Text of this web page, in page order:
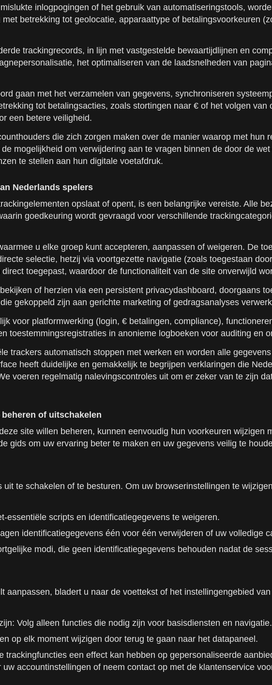
inlogpogingen of het gebruik van automatiseringstools,
betrekking tot geolocatie, apparaattype of betalingsvoorkeuren
trackingrecords, in lijn met vastgestelde bewaartijdlijnen en
het optimaliseren van de laadsnelheden van
gaan met het verzamelen van gegevens, synchroniseren
tot betalingsacties, zoals stortingen naar € of het volgen
een betere veiligheid.
die zich zorgen maken over de manier waarop met hun
mogelijkheid om verwijdering aan te vragen binnen de door de
te stellen aan hun digitale voetafdruk.
Nederlands spelers
opslaat of opent, is een belangrijke vereiste. Alle
goedkeuring wordt gevraagd voor verschillende
u elke groep kunt accepteren, aanpassen of weigeren. De
selectie, hetzij via voortgezette navigatie (zoals toegestaan
toegepast, waardoor de functionaliteit van de site onverwijld
of herzien via een persistent privacydashboard, doorgaans
gekoppeld zijn aan gerichte marketing of gedragsanalyses
voor platformwerking (login, € betalingen, compliance),
toestemmingsregistraties in anonieme logboeken voor auditing en
trackers automatisch stoppen met werken en worden alle
heeft duidelijke en gemakkelijk te begrijpen verklaringen die
voeren regelmatig nalevingscontroles uit om er zeker van te zijn
of uitschakelen
site willen beheren, kunnen eenvoudig hun voorkeuren wijzigen
gids om uw ervaring beter te maken en uw gegevens veilig te
te schakelen of te besturen. Om uw browserinstellingen te
essentiële scripts en identificatiegegevens te weigeren.
identificatiegegevens één voor één verwijderen of uw volledige
modi, die geen identificatiegegevens behouden nadat de
aanpassen, bladert u naar de voettekst of het instellingengebied
Volg alleen functies die nodig zijn voor basisdiensten en navigatie.
op elk moment wijzigen door terug te gaan naar het datapaneel.
trackingfuncties een effect kan hebben op gepersonaliseerde
accountinstellingen of neem contact op met de klantenservice